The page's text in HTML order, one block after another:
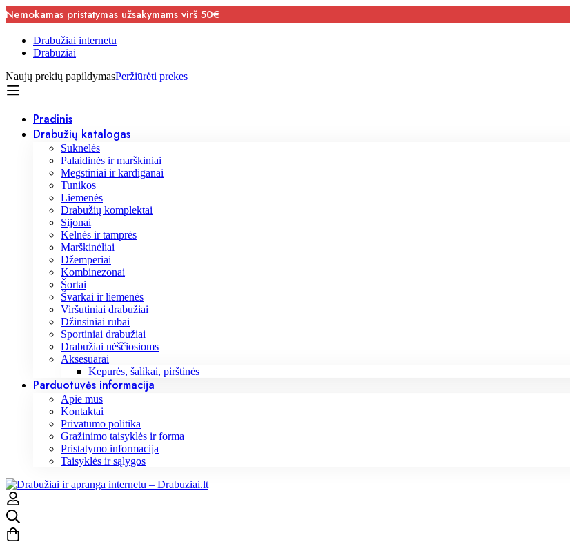
Nemokamas pristatymas užsakymams virš 50€
Drabužiai internetu
Drabuziai
Naujų prekių papildymasPeržiūrėti prekes
Pradinis
Drabužių katalogas
Suknelės
Palaidinės ir marškiniai
Megstiniai ir kardiganai
Tunikos
Liemenės
Drabužių komplektai
Sijonai
Kelnės ir tamprės
Marškinėliai
Džemperiai
Kombinezonai
Šortai
Švarkai ir liemenės
Viršutiniai drabužiai
Džinsiniai rūbai
Sportiniai drabužiai
Drabužiai nėščiosioms
Aksesuarai
Kepurės, šalikai, pirštinės
Parduotuvės informacija
Apie mus
Kontaktai
Privatumo politika
Gražinimo taisyklės ir forma
Pristatymo informacija
Taisyklės ir sąlygos